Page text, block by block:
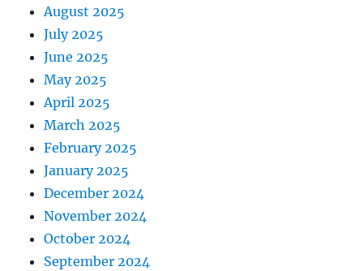
August 2025
July 2025
June 2025
May 2025
April 2025
March 2025
February 2025
January 2025
December 2024
November 2024
October 2024
September 2024